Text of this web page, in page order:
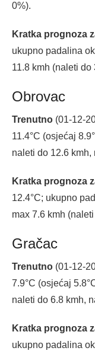
0%).
Kratka prognoza
ukupno padalina
11.8 kmh (naleti do
Obrovac
Trenutno (01-12-
11.4°C (osjećaj
naleti do 12.6
Kratka prognoza
12.4°C; ukupno
max 7.6 kmh
Gračac
Trenutno (01-12-
7.9°C (osjećaj
naleti do 6.8 kmh,
Kratka prognoza
ukupno padalina